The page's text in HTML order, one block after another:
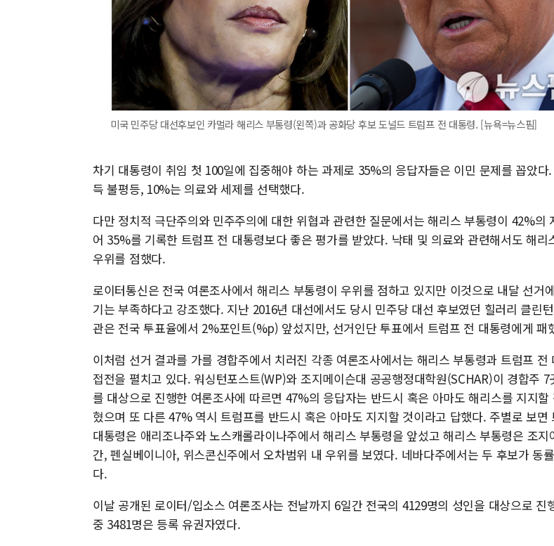
미국 민주당 대선후보인 카멀라 해리스 부통령(왼쪽)과 공화당 후보 도널드 트럼프 전 대통령. [뉴욕=뉴스핌]
차기 대통령이 취임 첫 100일에 집중해야 하는 과제로 35%의 응답자들은 이민 문제를 꼽았다
득 불평등, 10%는 의료와 세제를 선택했다.
다만 정치적 극단주의와 민주주의에 대한 위협과 관련한 질문에서는 해리스 부통령이 42%의
어 35%를 기록한 트럼프 전 대통령보다 좋은 평가를 받았다. 낙태 및 의료와 관련해서도 해리
우위를 점했다.
로이터통신은 전국 여론조사에서 해리스 부통령이 우위를 점하고 있지만 이것으로 내달 선거
기는 부족하다고 강조했다. 지난 2016년 대선에서도 당시 민주당 대선 후보였던 힐러리 클린
관은 전국 투표율에서 2%포인트(%p) 앞섰지만, 선거인단 투표에서 트럼프 전 대통령에게 패
이처럼 선거 결과를 가를 경합주에서 치러진 각종 여론조사에서는 해리스 부통령과 트럼프 전
접전을 펼치고 있다. 워싱턴포스트(WP)와 조지메이슨대 공공행정대학원(SCHAR)이 경합주 7
를 대상으로 진행한 여론조사에 따르면 47%의 응답자는 반드시 혹은 아마도 해리스를 지지할
혔으며 또 다른 47% 역시 트럼프를 반드시 혹은 아마도 지지할 것이라고 답했다. 주별로 보면
대통령은 애리조나주와 노스캐롤라이나주에서 해리스 부통령을 앞섰고 해리스 부통령은 조지
간, 펜실베이니아, 위스콘신주에서 오차범위 내 우위를 보였다. 네바다주에서는 두 후보가 동
다.
이날 공개된 로이터/입소스 여론조사는 전날까지 6일간 전국의 4129명의 성인을 대상으로 진
중 3481명은 등록 유권자였다.